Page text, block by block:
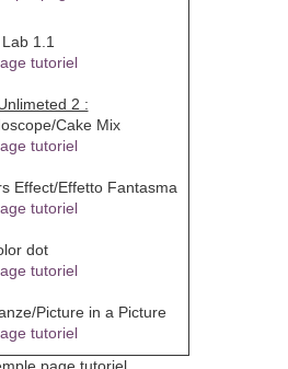
1.1
2 :
Cake Mix
Effect/Effetto Fantasma
dot
Picture in a Picture